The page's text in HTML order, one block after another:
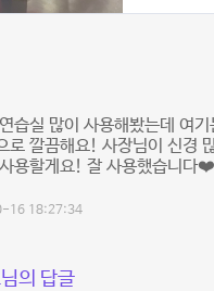
습실 많이 사용해봤는데 여
로 깔끔해요! 사장님이 신경
용할게요! 잘 사용했습니
16 18:27:34
의 답글